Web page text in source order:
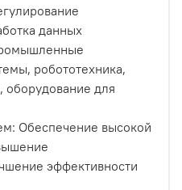
данных
робототехника,
оборудование для
Обеспечение высокой
эффективности